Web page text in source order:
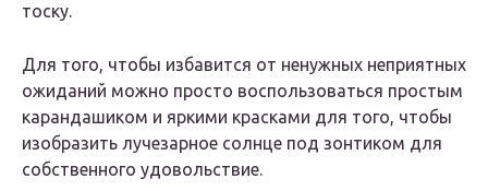
тоску.
Для того, чтобы избавится от ненужных неприятных
ожиданий можно просто воспользоваться простым
карандашиком и яркими красками для того, чтобы
изобразить лучезарное солнце под зонтиком для
собственного удовольствие.